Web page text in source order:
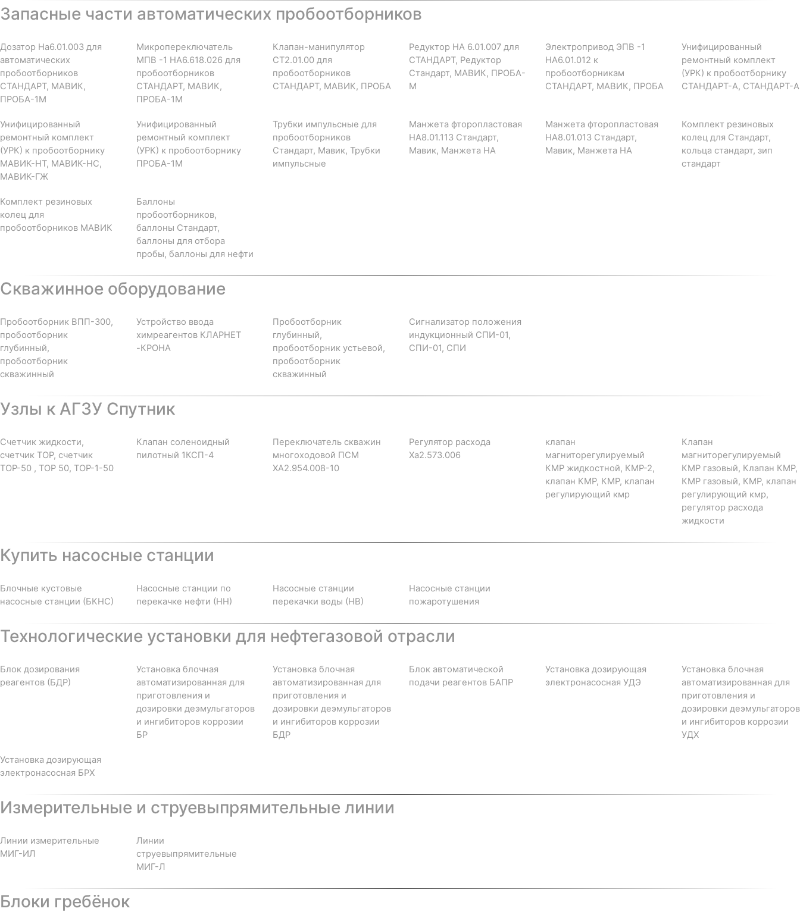
Запасные части автоматических пробоотборников
Дозатор На6.01.003 для
автоматических
пробоотборников
СТАНДАРТ, МАВИК,
ПРОБА-1М
Микропереключатель
МПВ -1 НА6.618.026 для
пробоотборников
СТАНДАРТ, МАВИК,
ПРОБА-1М
Клапан-манипулятор
СТ2.01.00 для
пробоотборников
СТАНДАРТ, МАВИК, ПРОБА
Редуктор НА 6.01.007 для
СТАНДАРТ, Редуктор
Стандарт, МАВИК, ПРОБА-
М
Электропривод ЭПВ -1
НА6.01.012 к
пробоотборникам
СТАНДАРТ, МАВИК, ПРОБА
Унифицированный
ремонтный комплект
(УРК) к пробоотборнику
СТАНДАРТ-А, СТАНДАРТ-А
Унифицированный
ремонтный комплект
(УРК) к пробоотборнику
МАВИК-НТ, МАВИК-НС,
МАВИК-ГЖ
Унифицированный
ремонтный комплект
(УРК) к пробоотборнику
ПРОБА-1М
Трубки импульсные для
пробоотборников
Стандарт, Мавик, Трубки
импульсные
Манжета фторопластовая
НА8.01.113 Стандарт,
Мавик, Манжета НА
Манжета фторопластовая
НА8.01.013 Стандарт,
Мавик, Манжета НА
Комплект резиновых
колец для Стандарт,
кольца стандарт, зип
стандарт
Комплект резиновых
колец для
пробоотборников МАВИК
Баллоны
пробоотборников,
баллоны Стандарт,
баллоны для отбора
пробы, баллоны для нефти
Скважинное оборудование
Пробоотборник ВПП-300,
пробоотборник
глубинный,
пробоотборник
скважинный
Устройство ввода
химреагентов КЛАРНЕТ
-КРОНА
Пробоотборник
глубинный,
пробоотборник устьевой,
пробоотборник
скважинный
Сигнализатор положения
индукционный СПИ-01,
СПИ-01, СПИ
Узлы к АГЗУ Спутник
Счетчик жидкости,
счетчик ТОР, счетчик
ТОР-50 , ТОР 50, ТОР-1-50
Клапан соленоидный
пилотный 1КСП-4
Переключатель скважин
многоходовой ПСМ
ХА2.954.008-10
Регулятор расхода
Ха2.573.006
клапан
магниторегулируемый
КМР жидкостной, КМР-2,
клапан КМР, КМР, клапан
регулирующий кмр
Клапан
магниторегулируемый
КМР газовый, Клапан КМР,
КМР газовый, КМР, клапан
регулирующий кмр,
регулятор расхода
жидкости
Купить насосные станции
Блочные кустовые
насосные станции (БКНС)
Насосные станции по
перекачке нефти (НН)
Насосные станции
перекачки воды (НВ)
Насосные станции
пожаротушения
Технологические установки для нефтегазовой отрасли
Блок дозирования
реагентов (БДР)
Установка блочная
автоматизированная для
приготовления и
дозировки деэмульгаторов
и ингибиторов коррозии
БР
Установка блочная
автоматизированная для
приготовления и
дозировки деэмульгаторов
и ингибиторов коррозии
БДР
Блок автоматической
подачи реагентов БАПР
Установка дозирующая
электронасосная УДЭ
Установка блочная
автоматизированная для
приготовления и
дозировки деэмульгаторов
и ингибиторов коррозии
УДХ
Установка дозирующая
электронасосная БРХ
Измерительные и струевыпрямительные линии
Линии измерительные
МИГ-ИЛ
Линии
струевыпрямительные
МИГ-Л
Блоки гребёнок